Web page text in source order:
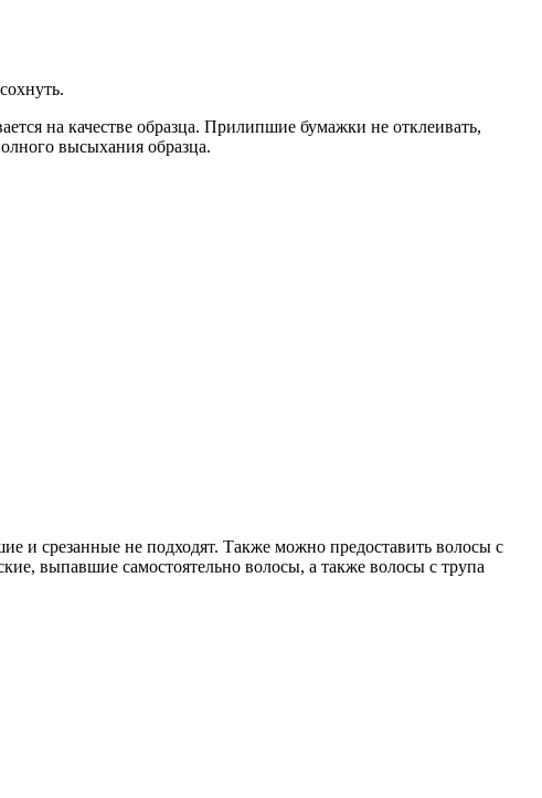
на качестве образца. Прилипшие бумажки не отклеивать,
высыхания образца.
и срезанные не подходят. Также можно предоставить волосы с
выпавшие самостоятельно волосы, а также волосы с трупа